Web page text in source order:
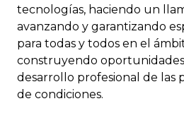
tecnologías, haciendo un
avanzando y garantizando
para todas y todos en el
construyendo
desarrollo profesional de las
de condiciones.